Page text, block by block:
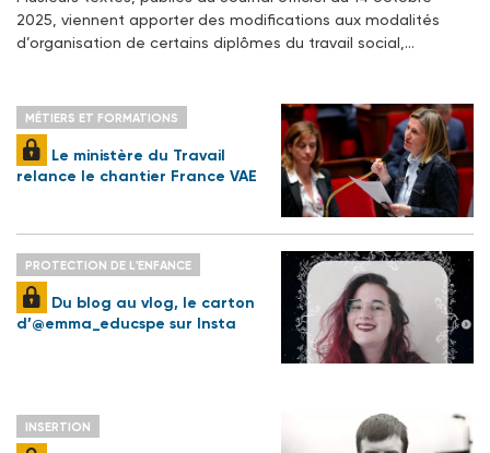
2025, viennent apporter des modifications aux modalités
d’organisation de certains diplômes du travail social,…
MÉTIERS ET FORMATIONS
Le ministère du Travail
relance le chantier France VAE
PROTECTION DE L'ENFANCE
Du blog au vlog, le carton
d’@emma_educspe sur Insta
INSERTION